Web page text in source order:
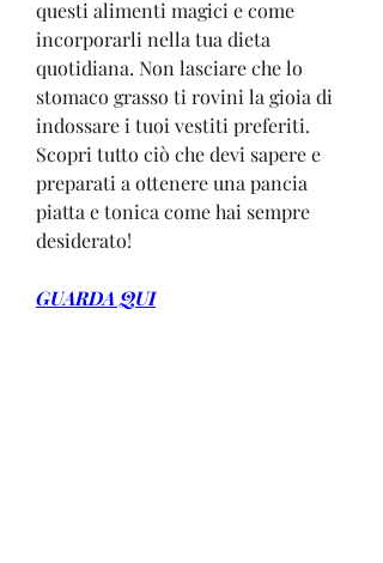
questi alimenti magici e come
incorporarli nella tua dieta
quotidiana. Non lasciare che lo
stomaco grasso ti rovini la gioia di
indossare i tuoi vestiti preferiti.
Scopri tutto ciò che devi sapere e
preparati a ottenere una pancia
piatta e tonica come hai sempre
desiderato!
GUARDA QUI